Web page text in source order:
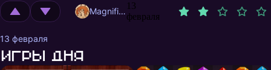
MagnificentMrFox
13
февраля
13 февраля
Игры дня